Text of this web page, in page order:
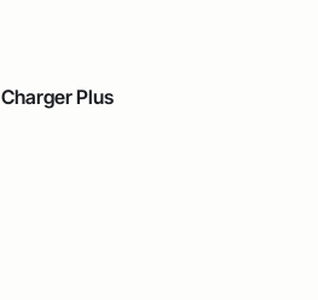
Charger Plus